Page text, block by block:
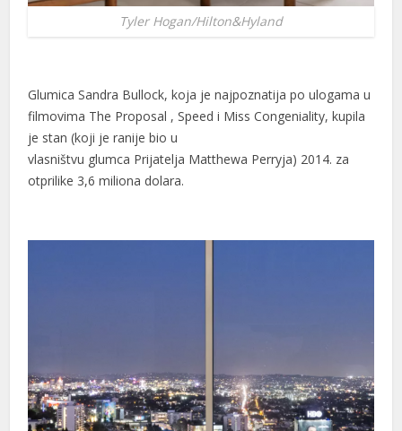
Tyler Hogan/Hilton&Hyland
Glumica Sandra Bullock, koja je najpoznatija po ulogama u
filmovima The Proposal , Speed i Miss Congeniality, kupila
je stan (koji je ranije bio u
vlasništvu glumca Prijatelja Matthewa Perryja) 2014. za
otprilike 3,6 miliona dolara.